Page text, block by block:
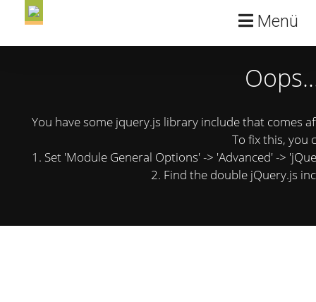
Menü
You have some jquery.js library include that comes
To fix this, you
1. Set 'Module General Options' -> 'Advanced' ->
2. Find the double jQuery.js